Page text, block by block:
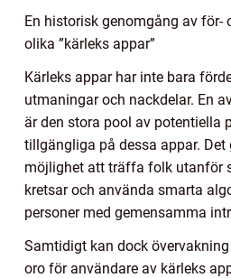
En historisk genomgång av för-
olika ”kärleks appar”
Kärleks appar har inte bara
utmaningar och nackdelar. En
är den stora pool av potentiella
tillgängliga på dessa appar. Det
möjlighet att träffa folk utanför
kretsar och använda smarta
personer med gemensamma
Samtidigt kan dock
oro för användare av kärleks